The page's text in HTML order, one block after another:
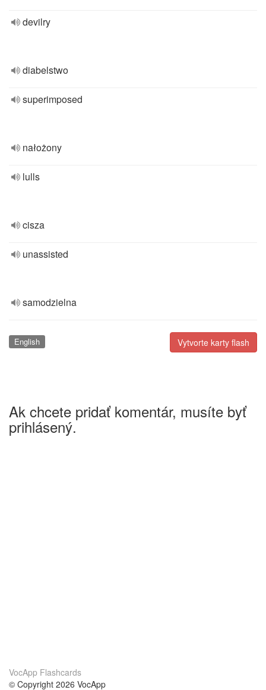
devilry
diabelstwo
superimposed
nałożony
lulls
cisza
unassisted
samodzielna
Vytvorte karty flash
English
Ak chcete pridať komentár, musíte byť
prihlásený.
VocApp Flashcards
© Copyright 2026 VocApp